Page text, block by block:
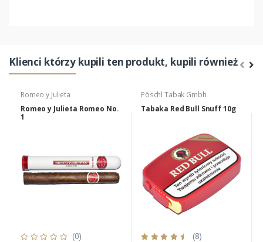
Klienci którzy kupili ten produkt, kupili również
Romeo y Julieta
Romeo y Julieta Romeo No.
1
(0)
Pöschl Tabak Gmbh
Tabaka Red Bull Snuff 10g
(8)